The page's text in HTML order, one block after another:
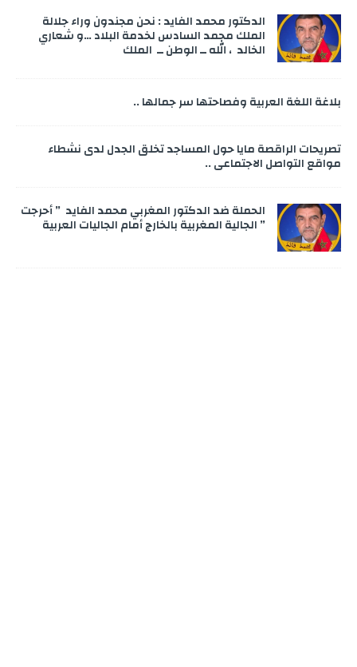
الدكتور محمد الفايد : نحن مجندون وراء جلالة
الملك محمد السادس لخدمة البلاد …و شعاري
الخالد ، الله ــ الوطن ــ الملك
بلاغة اللغة العربية وفصاحتها سر جمالها ..
تصريحات الراقصة مايا حول المساجد تخلق الجدل لدى نشطاء
مواقع التواصل الاجتماعي ..
الحملة ضد الدكتور المغربي محمد الفايد ” أحرجت
” الجالية المغربية بالخارج أمام الجاليات العربية